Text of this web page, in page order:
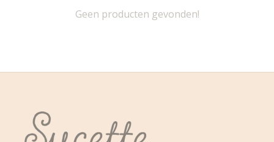
Geen producten gevonden!